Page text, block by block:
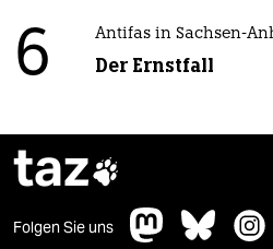
6 Antifas in Sachsen-
Der Ernstfall
taz
Folgen Sie uns